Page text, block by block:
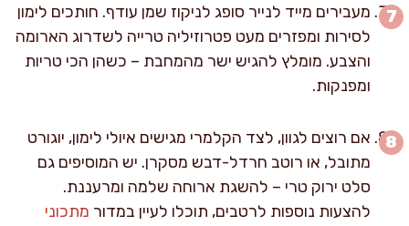
מעבירים מייד לנייר סופג לניקוז שמן עודף. חותכים לימון
לסירות ומפזרים מעט פטרוזיליה טרייה לשדרוג הארומה
והצבע. מומלץ להגיש ישר מהמחבת – כשהן הכי טריות
ומפנקות.
אם רוצים לגוון, לצד הקלמרי מגישים איולי לימון, יוגורט
מתובל, או רוטב חרדל-דבש מסקרן. יש המוסיפים גם
סלט ירוק טרי – להשגת ארוחה שלמה ומרעננת.
להצעות נוספות לרטבים, תוכלו לעיין במדור מתכוני